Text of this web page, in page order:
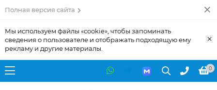
Полная версия сайта
Мы используем файлы «cookie», чтобы запоминать
сведения о пользователе и отображать подходящую ему
рекламу и другие материалы.
×
0